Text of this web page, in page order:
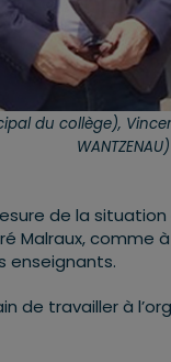
du collège),
WANTZENAU)
de la
Malraux, comme
enseignants.
de travailler à